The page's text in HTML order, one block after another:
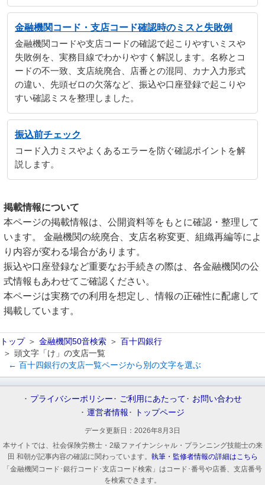
金融機関コード・支店コード確認時のミスと失敗例
金融機関コードや支店コードの確認で起こりやすいミスや
失敗例を、実務目線でわかりやすく解説します。名称とコ
ードの不一致、支店統廃合、店番との混同、カナ入力形式
の違い、先頭ゼロの欠落など、振込や口座登録で起こりや
すい確認ミスを整理しました。
振込前チェック
コード入力ミスやよくあるエラーを防ぐ確認ポイントを解
説します。
掲載情報について
本ページの掲載情報は、公開資料等をもとに確認・整理して
います。 金融機関の統廃合、支店名称変更、組織再編等によ
り内容が変わる場合があります。
振込や口座登録など重要なお手続きの際は、各金融機関の公
式情報もあわせてご確認ください。
本ページは実務での利用を想定し、情報の正確性に配慮して
掲載しています。
トップ 金融機関50音検索
百十四銀行
頭文字「け」の支店一覧
← 百十四銀行の支店一覧ページから別の文字を選ぶ
プライバシーポリシー ご利用にあたって
お問い合わせ
運営者情報
トップページ
データ更新日： 2026年8月3日
本サイトでは、社会保険労務士・2級ファイナンシャル・プランニング技能士の来
田 和朝が記事内容の確認に関わっています。 執筆・監修者情報の詳細はこちら
「金融機関コード･銀行コード･支店コード検索」はコード･番号や店番、支店番号
を検索できます。